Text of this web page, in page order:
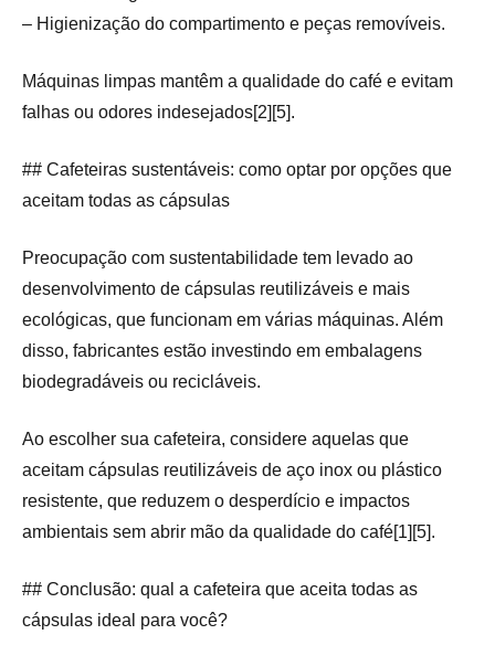
– Higienização do compartimento e peças removíveis.
Máquinas limpas mantêm a qualidade do café e evitam
falhas ou odores indesejados[2][5].
## Cafeteiras sustentáveis: como optar por opções que
aceitam todas as cápsulas
Preocupação com sustentabilidade tem levado ao
desenvolvimento de cápsulas reutilizáveis e mais
ecológicas, que funcionam em várias máquinas. Além
disso, fabricantes estão investindo em embalagens
biodegradáveis ou recicláveis.
Ao escolher sua cafeteira, considere aquelas que
aceitam cápsulas reutilizáveis de aço inox ou plástico
resistente, que reduzem o desperdício e impactos
ambientais sem abrir mão da qualidade do café[1][5].
## Conclusão: qual a cafeteira que aceita todas as
cápsulas ideal para você?